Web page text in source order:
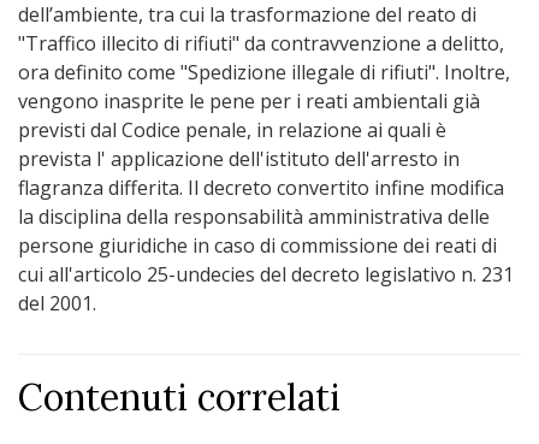
dell’ambiente, tra cui la trasformazione del reato di
"Traffico illecito di rifiuti" da contravvenzione a delitto,
ora definito come "Spedizione illegale di rifiuti". Inoltre,
vengono inasprite le pene per i reati ambientali già
previsti dal Codice penale, in relazione ai quali è
prevista l' applicazione dell'istituto dell'arresto in
flagranza differita. Il decreto convertito infine modifica
la disciplina della responsabilità amministrativa delle
persone giuridiche in caso di commissione dei reati di
cui all'articolo 25-undecies del decreto legislativo n. 231
del 2001.
Contenuti correlati